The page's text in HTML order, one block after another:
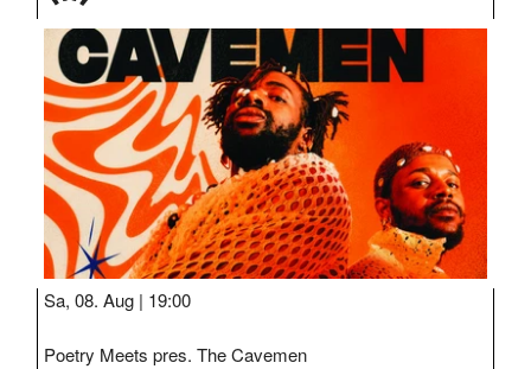
TAGE
STIPP
Sa, 08. Aug | 19:00
Poetry Meets pres. The Cavemen